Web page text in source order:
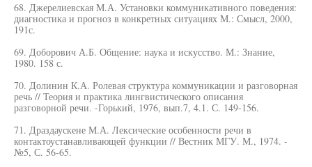
68. Джерелиевская М.А. Установки коммуникативного поведения:
диагностика и прогноз в конкретных ситуациях М.: Смысл, 2000,
191с.
69. Доборович А.Б. Общение: наука и искусство. М.: Знание,
1980. 158 с.
70. Долинин К.А. Ролевая структура коммуникации и разговорная
речь // Теория и практика лингвистического описания
разговорной речи. -Горький, 1976, вып.7, 4.1. С. 149-156.
71. Драздаускене М.А. Лексические особенности речи в
контактоустанавливающей функции // Вестник МГУ. М., 1974. -
№5, С. 56-65.